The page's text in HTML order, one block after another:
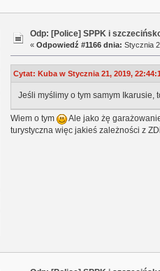
Odp: [Police] SPPK i
«Odpowiedź #1166 dnia: Stycznia
Cytat: Kuba w Stycznia 21, 2019,
Jeśli myślimy o tym samym Ikarusie,
Wiem o tym
Ale jako żę
turystyczna więc jakieś zależności z